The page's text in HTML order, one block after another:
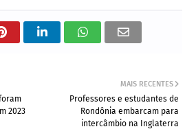
MAIS RECENTES
Professores e estudantes de
Rondônia embarcam para
intercâmbio na Inglaterra
2023